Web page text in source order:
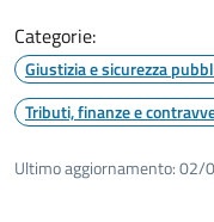
Categorie:
Giustizia e sicurezza
Tributi, finanze e
Ultimo aggiornamento:02/